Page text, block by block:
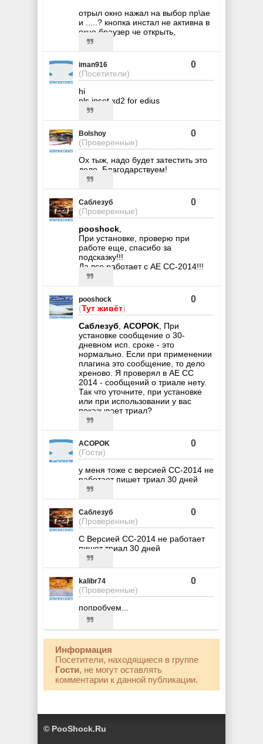
отрыл окно нажал на выбор пр\ае
и .....? кнопка инстал не активна в
окне браузер че открыть,
iman916
(Посетители)
0
hi
pls inset xd2 for edius
Bolshoy
(Проверенные)
0
Ох тыж, надо будет затестить это
дело. Благодарствуем!
Саблезуб
(Проверенные)
0
pooshock,
При установке, проверю при
работе еще, спасибо за
подсказку!!!
Да все работает с АЕ СС-2014!!!
pooshock
(Тут живёт)
0
Саблезуб, ACOPOK, При
установке сообщение о 30-
дневном исп. сроке - это
нормально. Если при применении
плагина это сообщение, то дело
хреново. Я проверял в AE CC
2014 - сообщений о триале нету.
Так что уточните, при установке
или при использовании у вас
показывает триал?
ACOPOK
(Гости)
0
у меня тоже с версией СС-2014 не
работает пишет триал 30 дней
Саблезуб
(Проверенные)
0
С Версией СС-2014 не работает
пишет триал 30 дней
kalibr74
(Проверенные)
0
попробуем...
Информация
Посетители, находящиеся в группе
Гости, не могут оставлять
комментарии к данной публикации.
© PooShock.Ru